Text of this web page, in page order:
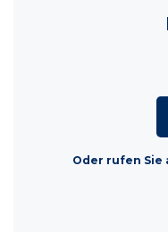
Oder rufen Sie